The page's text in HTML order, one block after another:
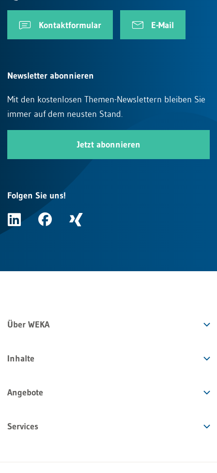
Kontaktformular E-Mail
Newsletter abonnieren
Mit den kostenlosen Themen-Newslettern bleiben Sie
immer auf dem neusten Stand.
Jetzt abonnieren
Folgen Sie uns!
Über WEKA
Inhalte
Angebote
Services